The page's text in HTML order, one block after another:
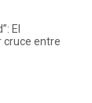
El
cruce entre